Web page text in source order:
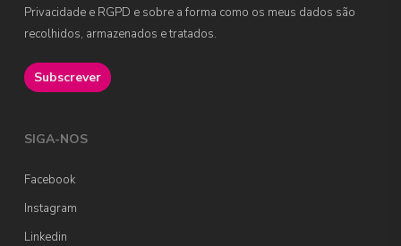
Privacidade e RGPD e sobre a forma como os meus dados são
recolhidos, armazenados e tratados.
SIGA-NOS
Facebook
Instagram
Linkedin